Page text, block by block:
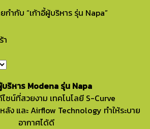
า
ำกับ “เก้าอี้ผู้บริหาร รุ่น Napa”
บริหาร Modena รุ่น Napa
ไซน์ที่สวยงาม เทคโนโลยี S-Curve
ง และ Airflow Technology ทำให้ระบาย
อากาศได้ดี